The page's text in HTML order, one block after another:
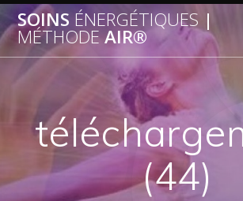
SOINS ÉNERGÉTIQUES |
MÉTHODEAIR®
(44)